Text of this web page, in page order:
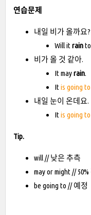
연습문제
내일 비가 올까요?
Will it rain
비가 올 것 같아.
It mayrain.
It is going to
내일 눈이 온데요.
It is going to
Tip.
will // 낮은 추측
may or might //
be going to // 예정